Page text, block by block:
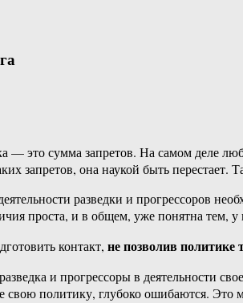
— это сумма запретов. На самом деле
запретов, она наукой быть перестает.
разведки и прогрессоров
проста, и в общем, уже понятна тем,
контакт, не позволив
и прогрессоры в деятельности
свою политику, глубоко ошибаются.